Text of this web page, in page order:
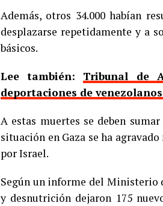
Además, otros 34.000 habían
desplazarse repetidamente y a
básicos.
Lee también: Tribunal de
deportaciones de
A estas muertes se deben
situación en Gaza se ha
por Israel.
Según un informe del Ministerio
y desnutrición dejaron 175